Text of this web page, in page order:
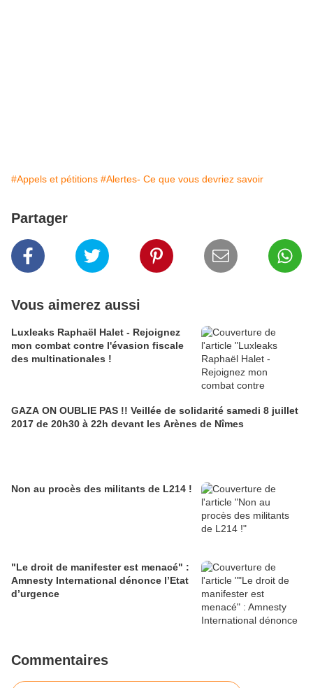
#Appels et pétitions #Alertes- Ce que vous devriez savoir
Partager
Vous aimerez aussi
Luxleaks Raphaël Halet - Rejoignez
mon combat contre l'évasion fiscale
des multinationales !
GAZA ON OUBLIE PAS !! Veillée de solidarité samedi 8 juillet
2017 de 20h30 à 22h devant les Arènes de Nîmes
Non au procès des militants de L214 !
"Le droit de manifester est menacé" :
Amnesty International dénonce l’Etat
d’urgence
Commentaires